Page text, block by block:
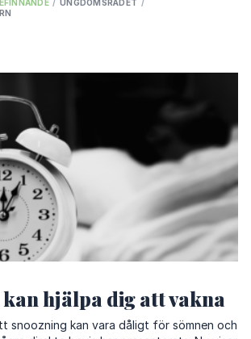
/ UNGDOMSRÅDET /
hjälpa dig att vakna
snoozning kan vara dåligt för sömnen och